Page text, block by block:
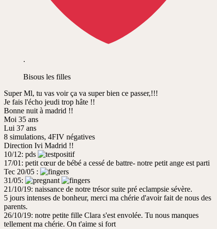
.
Bisous les filles
Super Ml, tu vas voir ça va super bien ce passer,!!!
Je fais l'écho jeudi trop hâte !!
Bonne nuit à madrid !!
Moi 35 ans
Lui 37 ans
8 simulations, 4FIV négatives
Direction Ivi Madrid !!
10/12: pds
17/01: petit cœur de bébé a cessé de battre- notre petit ange est parti
Tec 20/05 :
31/05:
21/10/19: naissance de notre trésor suite pré eclampsie sévère.
5 jours intenses de bonheur, merci ma chérie d'avoir fait de nous des
parents.
26/10/19: notre petite fille Clara s'est envolée. Tu nous manques
tellement ma chérie. On t'aime si fort